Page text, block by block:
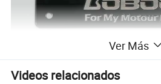
Ver Más
Videos relacionados